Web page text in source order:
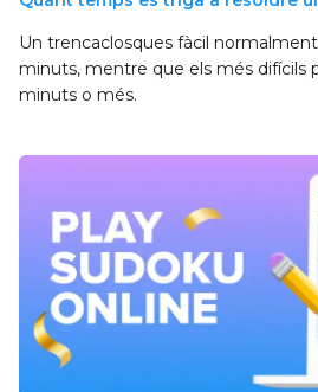
Un trencaclosques fàcil
minuts, mentre que els més difícils
minuts o més.